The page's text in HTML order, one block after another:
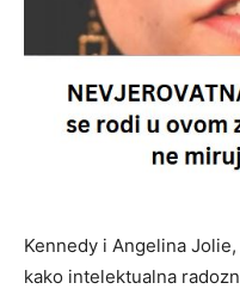
Kennedy i Angelina
kako intelektualna